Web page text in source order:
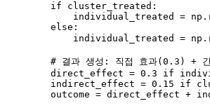
if cluster_treated:
individual_treated =
else :
individual_treated =
# 결과 생성: 직접 효과(0.3) +
        direct_effect =
0.3 if
        indirect_effect =
0.15 if
outcome = direct_effect +